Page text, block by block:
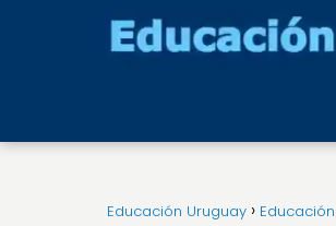
Educación Uruguay